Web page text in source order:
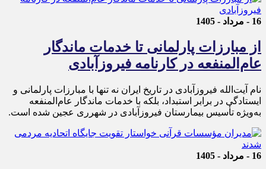
16 - مرداد - 1405
از مبارزات پارلمانی تا خدمات ماندگار
عام‌المنفعه در کارنامه فیروزآبادی
نام آیت‌الله فیروزآبادی در تاریخ ایران نه تنها با مبارزات پارلمانی و
ایستادگی در برابر استبداد، بلکه با خدمات ماندگار عام‌المنفعه
به‌ویژه تأسیس بیمارستان فیروزآبادی در شهرری عجین شده است.
16 - مرداد - 1405